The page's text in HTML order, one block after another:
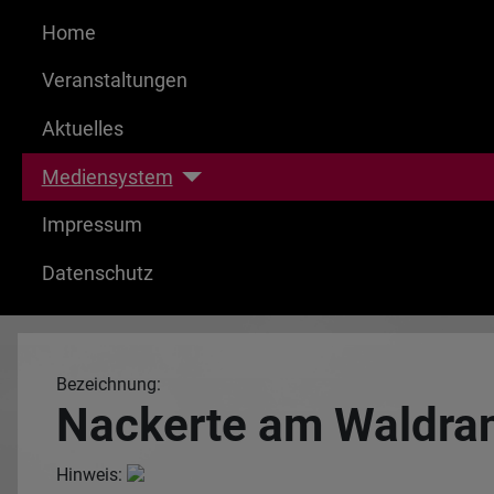
Home
Veranstaltungen
Aktuelles
Mediensystem
Impressum
Datenschutz
Bezeichnung:
Nackerte am
Hinweis: